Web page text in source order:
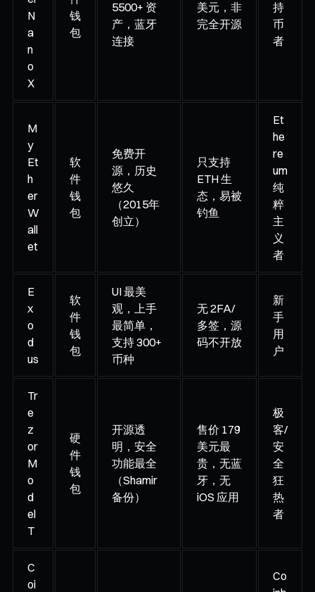
N
a
n
o
X
钱
包
5500+ 资
产，蓝牙
连接
美元，非
完全开源
持
币
者
M
y
Et
h
er
W
all
et
软
件
钱
包
免费开
源，历史
悠久
（2015年
创立）
只支持
ETH 生
态，易被
钓鱼
Et
he
re
um
纯
粹
主
义
者
E
x
o
d
us
软
件
钱
包
UI 最美
观，上手
最简单，
支持 300+
币种
无 2FA/
多签，源
码不开放
新
手
用
户
Tr
e
z
or
M
o
d
el
T
硬
件
钱
包
开源透
明，安全
功能最全
（Shamir
备份）
售价 179
美元最
贵，无蓝
牙，无
iOS 应用
极
客/
安
全
狂
热
者
C
oi
Co